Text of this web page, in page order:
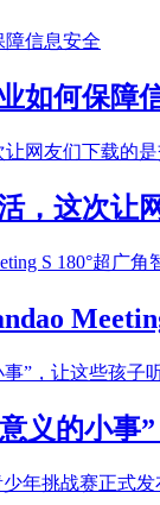
如何保障
，这次让
义的小事